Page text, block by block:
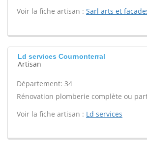
Voir la fiche artisan : Sarl arts et
Ld services Cournonterral
Artisan
Département: 34
Rénovation plomberie complète ou
Voir la fiche artisan : Ld services